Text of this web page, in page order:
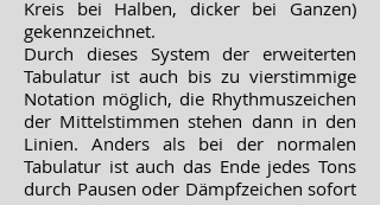
Kreis bei Halben, dicker bei Ganzen)
gekennzeichnet.
Durch dieses System der erweiterten
Tabulatur ist auch bis zu vierstimmige
Notation möglich, die Rhythmuszeichen
der Mittelstimmen stehen dann in den
Linien. Anders als bei der normalen
Tabulatur ist auch das Ende jedes Tons
durch Pausen oder Dämpfzeichen sofort